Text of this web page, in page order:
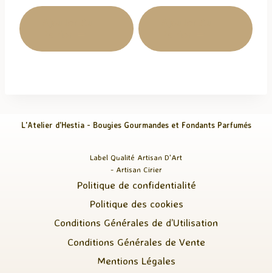
L'Atelier d'Hestia - Bougies Gourmandes et Fondants Parfumés
Label Qualité Artisan D'Art
- Artisan Cirier
Politique de confidentialité
Politique des cookies
Conditions Générales de d’Utilisation
Conditions Générales de Vente
Mentions Légales